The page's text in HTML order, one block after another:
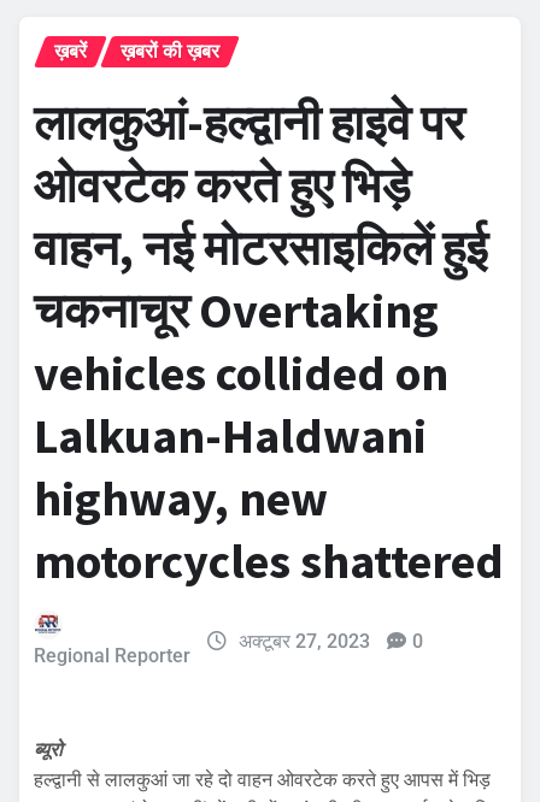
ख़बरें ख़बरों की ख़बर
लालकुआं-हल्द्वानी हाइवे पर
ओवरटेक करते हुए भिड़े
वाहन, नई मोटरसाइकिलें हुई
चकनाचूर Overtaking
vehicles collided on
Lalkuan-Haldwani
highway, new
motorcycles shattered
Regional Reporter
अक्टूबर 27, 2023 0
ब्यूरो
हल्द्वानी से लालकुआं जा रहे दो वाहन ओवरटेक करते हुए आपस में भिड़